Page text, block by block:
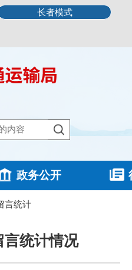
长者模式
政务公开
言统计
言统计情况